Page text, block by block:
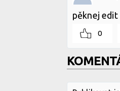
pěknej edit
0